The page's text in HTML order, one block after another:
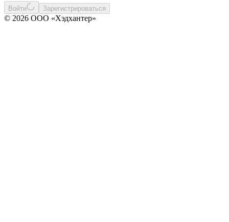
Войти Зарегистрироваться
© 2026 ООО «Хэдхантер»